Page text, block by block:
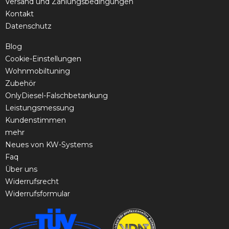
Kontakt
Datenschutz
Blog
Cookie-Einstellungen
Wohnmobiltuning
Zubehör
OnlyDiesel-Falschbetankung
Leistungsmessung
Kundenstimmen
mehr
Neues von KW-Systems
Faq
Über uns
Widerrufsrecht
Widerrufsformular